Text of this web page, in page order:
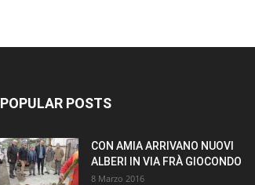
POPULAR POSTS
CON AMIA ARRIVANO NUOVI
ALBERI IN VIA FRÀ GIOCONDO
8 Marzo 2016